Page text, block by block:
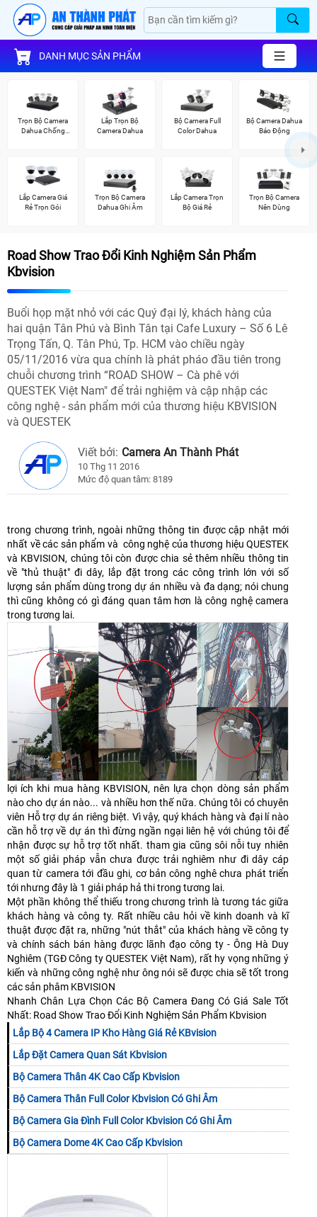
DANH MỤC SẢN PHẨM
Trọn Bộ Camera
Dahua Chống
Lắp Trọn Bộ
Camera Dahua
Bộ Camera Full
Color Dahua
Bộ Camera Dahua
Báo Động
Lắp Camera Giá
Rẻ Trọn Gói
Trọn Bộ Camera
Dahua Ghi Âm
Lắp Camera Trọn
Bộ Giá Rẻ
Trọn Bộ Camera
Nên Dùng
Road Show Trao Đổi Kinh Nghiệm Sản Phẩm
Kbvision
Buổi họp mặt nhỏ với các Quý đại lý, khách hàng của
hai quận Tân Phú và Bình Tân tại Cafe Luxury – Số 6 Lê
Trọng Tấn, Q. Tân Phú, Tp. HCM vào chiều ngày
05/11/2016 vừa qua chính là phát pháo đầu tiên trong
chuỗi chương trình “ROAD SHOW – Cà phê với
QUESTEK Việt Nam" để trải nghiệm và cập nhập các
công nghệ - sản phẩm mới của thương hiệu KBVISION
và QUESTEK
Viết bởi: Camera An Thành Phát
10 Thg 11 2016
Mức độ quan tâm: 8189
trong chương trình, ngoài những thông tin được cập nhật mới
nhất về các sản phẩm và công nghệ của thương hiệu QUESTEK
và KBVISION, chúng tôi còn được chia sẻ thêm nhiều thông tin
về "thủ thuật" đi dây, lắp đặt trong các công trình lớn với số
lượng sản phẩm dùng trong dự án nhiều và đa dạng; nói chung
thì cũng không có gì đáng quan tâm hơn là công nghệ camera
trong tương lai.
lợi ích khi mua hàng KBVISION, nên lựa chọn dòng sản phẩm
nào cho dự án nào... và nhiều hơn thế nữa. Chúng tôi có chuyên
viên Hỗ trợ dự án riêng biệt. Vì vậy, quý khách hàng và đại lí nào
cần hỗ trợ về dự án thì đừng ngần ngại liên hệ với chúng tôi để
nhận được sự hỗ trợ tốt nhất. tham gia cũng sôi nỗi tuy nhiên
một số giải pháp vẫn chưa được trải nghiêm như đi dây cáp
quan từ camera tới đầu ghi, cơ bản công nghê chưa phát triển
tới nhưng đây là 1 giải pháp hả thi trong tương lai.
Một phần không thể thiếu trong chương trình là tương tác giữa
khách hàng và công ty. Rất nhiều câu hỏi về kinh doanh và kĩ
thuật được đặt ra, những "nút thắt" của khách hàng về công ty
và chính sách bán hàng được lãnh đạo công ty - Ông Hà Duy
Nghiêm (TGĐ Công ty QUESTEK Việt Nam), rất hy vọng những ý
kiến và những công nghệ như ông nói sẽ được chia sẽ tốt trong
các sản phâm KBVISION
Nhanh Chân Lựa Chọn Các Bộ Camera Đang Có Giá Sale Tốt
Nhất: Road Show Trao Đổi Kinh Nghiệm Sản Phẩm Kbvision
Lắp Bộ 4 Camera IP Kho Hàng Giá Rẻ KBvision
Lắp Đặt Camera Quan Sát Kbvision
Bộ Camera Thân 4K Cao Cấp Kbvision
Bộ Camera Thân Full Color Kbvision Có Ghi Âm
Bộ Camera Gia Đình Full Color Kbvision Có Ghi Âm
Bộ Camera Dome 4K Cao Cấp Kbvision